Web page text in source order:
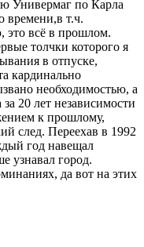
Универмаг по Карла
времени,в т.ч.
это всё в прошлом.
толчки которого я
в отпуске,
кардинально
необходимостью, а
20 лет независимости
к прошлому,
след. Переехав в 1992
год навещал
узнавал город.
да вот на этих